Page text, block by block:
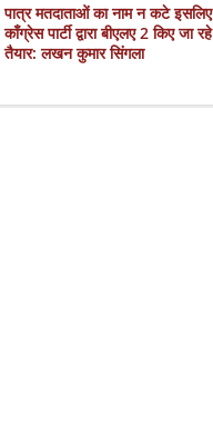
पात्र मतदाताओं का नाम न कटे इसलिए
काँग्रेस पार्टी द्वारा बीएलए 2 किए जा रहे
तैयार: लखन कुमार सिंगला